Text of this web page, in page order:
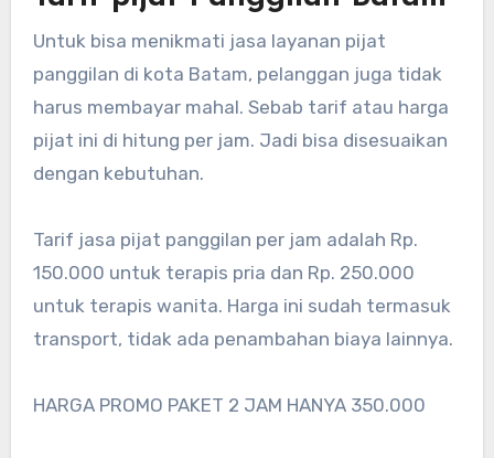
Untuk bisa menikmati jasa layanan pijat
panggilan di kota Batam, pelanggan juga tidak
harus membayar mahal. Sebab tarif atau harga
pijat ini di hitung per jam. Jadi bisa disesuaikan
dengan kebutuhan.
Tarif jasa pijat panggilan per jam adalah Rp.
150.000 untuk terapis pria dan Rp. 250.000
untuk terapis wanita. Harga ini sudah termasuk
transport, tidak ada penambahan biaya lainnya.
HARGA PROMO PAKET 2 JAM HANYA 350.000